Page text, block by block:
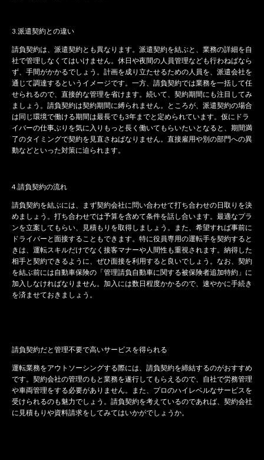
3.派遣契約との違い
請負契約は、派遣契約とも異なります。派遣契約を結ぶと、業務の詳細を自
社で管理しなくてはいけません。休日や夜間の人員管理なども行わねばなら
ず、手間がかかるでしょう。計画を成り立たせるための人員を、派遣会社を
通じて調達するというイメージです。一方、請負契約では業務を一括して任
せられるので、直接的な管理を省けます。続いて、契約期間にも注目してみ
ましょう。請負契約は契約期間に縛られません。ところが、派遣契約の場合
は同じ環境で働ける期間は最長でも3年までと定められています。仮にドラ
イバーの仕事ぶりを気に入りもっと長く働いてもらいたいとなると、期間満
了のタイミングで契約を見直さねばなりません。直接雇用や別の部門への異
動などといった対策に迫られます。
4.請負契約の流れ
請負契約を結ぶには、まず契約会社に問い合わせて打ち合わせの日取りを決
めましょう。打ち合わせでは予算を含めて条件を話し合います。最適なプラ
ンを立案してもらい、見積もりを取得しましょう。また、希望すれば事前に
ドライバーと面接することもできます。特に役員専用の運転手を契約すると
きは、運転スキルだけでなく接客マナーや人間性も重視されます。納得した
相手と契約できるように、ぜひ面接を利用すると良いでしょう。なお、契約
を結ぶ前には自動車保険の「管理請負自動車に関する被保険者追加特約」に
加入しなければなりません。加入には数日程度かかるので、速やかに手続き
を済ませておきましょう。
請負契約だと管理不要で高いサービスを得られる
運転業務をアウトソーシングする際には、請負契約を締結するのがおすすめ
です。契約会社の管理のもと業務を遂行してもらえるので、自社で労務管理
や車両管理をする必要がありません。また、プロのハイレベルなサービスを
受けられるのも魅力でしょう。請負契約を考えているのであれば、契約会社
に見積もりや資料請求をしてみてはいかがでしょうか。